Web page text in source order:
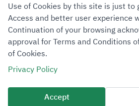
Privacy PolicyTerms of UseSite Map
All rights reserved 2026 © ZATCA.GOV.SA
Developed and Maintained by Zakat, Tax
Last update for site was
10 August 2026
Use of Cookies by this site is just to
Access and better user experience
Continuation of your browsing
approval for Terms and Conditions
of Cookies.
Privacy Policy
Accept